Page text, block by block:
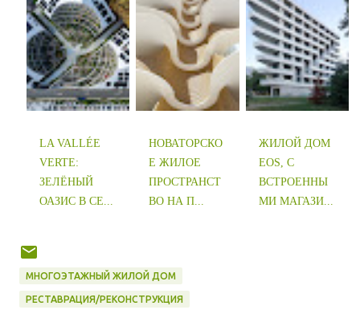
LA VALLÉE
VERTE:
ЗЕЛЁНЫЙ
ОАЗИС В СЕ...
НОВАТОРСКО
Е ЖИЛОЕ
ПРОСТРАНСТ
ВО НА П...
ЖИЛОЙ ДОМ
EOS, С
ВСТРОЕННЫ
МИ МАГАЗИ...
МНОГОЭТАЖНЫЙ ЖИЛОЙ ДОМ
РЕСТАВРАЦИЯ/РЕКОНСТРУКЦИЯ